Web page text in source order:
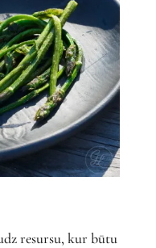
resursu, kur būtu